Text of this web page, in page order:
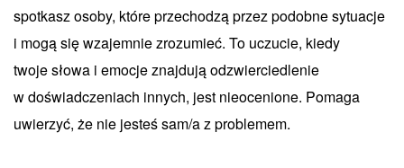
spotkasz osoby, które przechodzą przez podobne sytuacje
i mogą się wzajemnie zrozumieć. To uczucie, kiedy
twoje słowa i emocje znajdują odzwierciedlenie
w doświadczeniach innych, jest nieocenione. Pomaga
uwierzyć, że nie jesteś sam/a z problemem.